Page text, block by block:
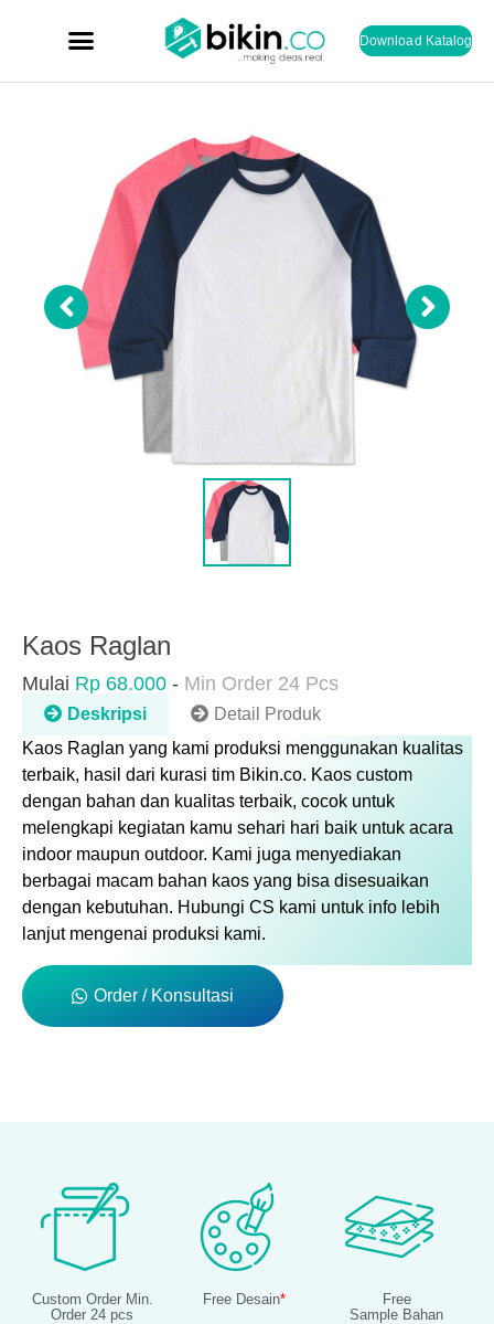
Download Katalog
Kaos Raglan
Mulai Rp 68.000 - Min Order 24 Pcs
Deskripsi
Detail Produk
Kaos Raglan yang kami produksi menggunakan kualitas
terbaik, hasil dari kurasi tim Bikin.co. Kaos custom
dengan bahan dan kualitas terbaik, cocok untuk
melengkapi kegiatan kamu sehari hari baik untuk acara
indoor maupun outdoor. Kami juga menyediakan
berbagai macam bahan kaos yang bisa disesuaikan
dengan kebutuhan. Hubungi CS kami untuk info lebih
lanjut mengenai produksi kami.
Order / Konsultasi
Custom Order Min.
Order 24 pcs
Free Desain*
Free
Sample Bahan